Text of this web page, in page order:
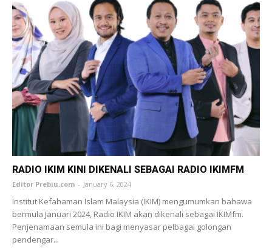
RADIO IKIM KINI DIKENALI SEBAGAI RADIO IKIMFM
Editor Prebiu.com - January 6, 2024
Institut Kefahaman Islam Malaysia (IKIM) mengumumkan bahawa
bermula Januari 2024, Radio IKIM akan dikenali sebagai IKIMfm.
Penjenamaan semula ini bagi menyasar pelbagai golongan
pendengar...